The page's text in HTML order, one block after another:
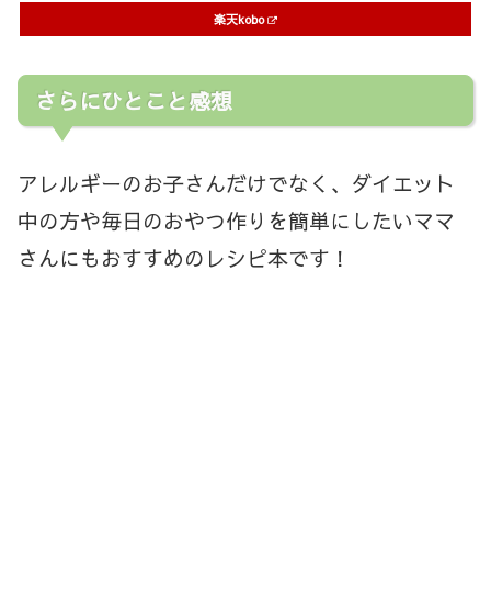
楽天kobo
さらにひとこと感想
アレルギーのお子さんだけでなく、ダイエット
中の方や毎日のおやつ作りを簡単にしたいママ
さんにもおすすめのレシピ本です！